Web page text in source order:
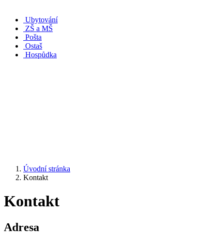
Ubytování
ZŠ a MŠ
Pošta
Ostaš
Hospůdka
Úvodní stránka
Kontakt
Kontakt
Adresa